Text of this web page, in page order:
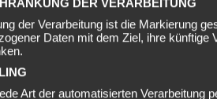
& Stress!DER VERARBEITUNG
der Verarbeitung ist die Markierung
Daten mit dem Ziel, ihre künftige
Art der automatisierten Verarbeitung